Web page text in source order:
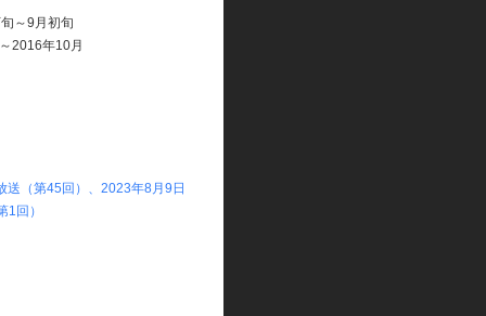
～9月初旬
2016年10月
（第45回）、2023年8月9日
回）